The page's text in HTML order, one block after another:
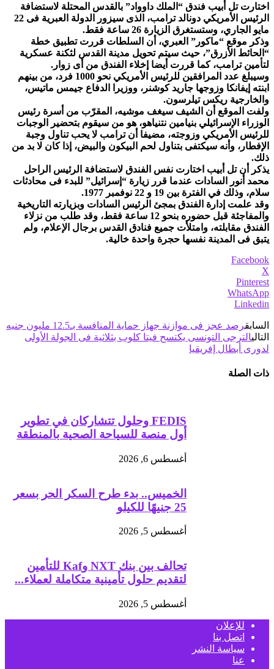
اختارت تل أبيب فندق “الملك داوواد” بالقدس المحتلة لاستضافة
الرئيس الأمريكي دونالد ترامب، الذى سيزور الدولة العبرية فى 22
مايو الجاري، وستستغرق الزيارة 26 ساعة فقط.
وذكر موقع “ماكور” العبري، أن السلطات قررت تطبيق خطة
“الحائط الأزرق”، حيث سيتم تحويل مدينة القدس لثكنة عسكرية
لتأمين ترامب، كما قررت أيضا إخلاء الفندق من أى زوار.
وسيبلغ عدد المرافقين للرئيس الأمريكي نحو 1000 فرد، من بينهم
ابنته إيفانكا وزوجها جاريد كوشنر، ووزيرا الدفاع جيمس ماتيس،
والخارجية ريكس تيلرسون.
ولفت الموقع أن الشيف سيغف موشيه، المقرّب من أسرة رئيس
الوزراء الإسرائيلي بنيامين نتنياهو، هو من سيقوم بتحضير الوجبات
للرئيس الأمريكي وزوجته، مضيفا أن ترامب لا يحب تناول وجبة
الإفطار، وأنه سيكتفى بتناول لحم البيكون والبيض، إذا كان لا بد من
ذلك.
يذكر أن تل أبيب اختارت نفس الفندق لاستضافة الرئيس الراحل
محمد أنور السادات عندما قرر زيارة “إسرائيل” للبدء فى محادثات
سلام، وذلك في الفترة بين 19 و 22 نوفمبر 1977.
وقد علمت إدارة الفندق بمجئ الرئيس السادات وبزيارته التاريخية
والمفاجئة قبل حضوره بنحو 12 ساعة فقط، وقد طلب من نزلاء
الفندق مقابلته، وامتلأت جميع فنادق القدس برجال الإعلام، ولم
يتبق فى المدينة نفسها حجرة واحدة خالية.
Facebook
X
Pinterest
WhatsApp
Linkedin
السابقرصد عجز فى موازنة جهاز حماية المنافسة بـ12.5 مليون جنيه
التاليالترجى التونسى يكتسح فيتا كلوب بثلاثية فى الجولة الأولى
لدورى أبطال إفريقيا
ذات الصلة
FEDIS وحلول تتشاركان في تطوير
أول منصة للسياحة الصحية بالمنطقة
أغسطس 6, 2026
الخميس.. بدء طرح السكر الحر بسعر
25 جنيهًا للكيلو
أغسطس 5, 2026
تحالف بين بنك NXT وKaf للتأمين
لتقديم حلول تأمينية متكاملة لعملاء...
أغسطس 5, 2026
للإعلان
اتصل بنا
سياسة النشر
عنا